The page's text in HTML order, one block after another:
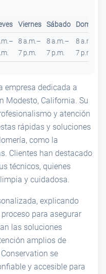
Viernes Sábado Domingo
8 a.m.–
7 p.m.
8 a.m.–
7 p.m.
8 a.m.–
7 p.m.
empresa dedicada a
Modesto, California. Su
y atención
rápidas y soluciones
como la
Clientes han destacado
técnicos, quienes
y cuidadosa.
explicando
para asegurar
las soluciones
amplios de
se
y accesible para